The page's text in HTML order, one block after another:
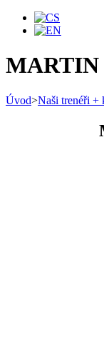
Úvod>Naši trenéři +